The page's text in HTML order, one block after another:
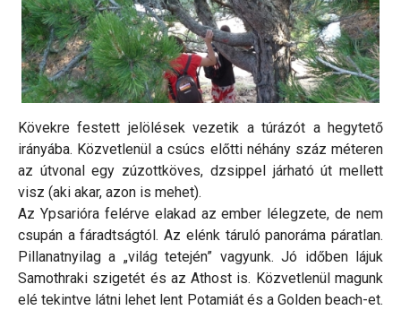
Kövekre festett jelölések vezetik a túrázót a hegytető
irányába. Közvetlenül a csúcs előtti néhány száz méteren
az útvonal egy zúzottköves, dzsippel járható út mellett
visz (aki akar, azon is mehet).
Az Ypsarióra felérve elakad az ember lélegzete, de nem
csupán a fáradtságtól. Az elénk táruló panoráma páratlan.
Pillanatnyilag a „világ tetején” vagyunk. Jó időben lájuk
Samothraki szigetét és az Athost is. Közvetlenül magunk
elé tekintve látni lehet lent Potamiát és a Golden beach-et.